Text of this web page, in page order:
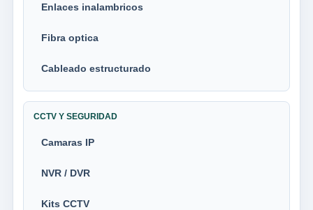
Enlaces inalambricos
Fibra optica
Cableado estructurado
CCTV Y SEGURIDAD
Camaras IP
NVR / DVR
Kits CCTV